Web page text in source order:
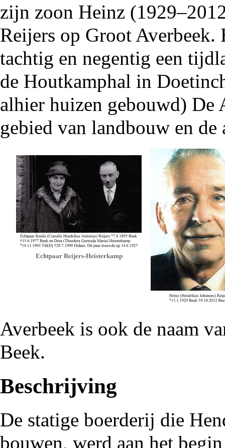
zijn zoon Heinz (1929–
Reijers op Groot
tachtig en negentig een
de Houtkamphal in
alhier huizen gebouwd) De
gebied van landbouw en de
Echtpaar Reijers-Heisterkamp
Averbeek is ook de naam
Beek.
Beschrijving
De statige boerderij die
bouwen, werd aan het